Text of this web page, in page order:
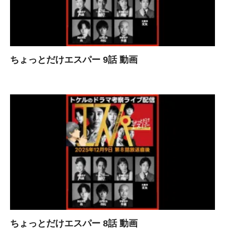
ちょっとだけエスパー 9話 動画
ちょっとだけエスパー 8話 動画